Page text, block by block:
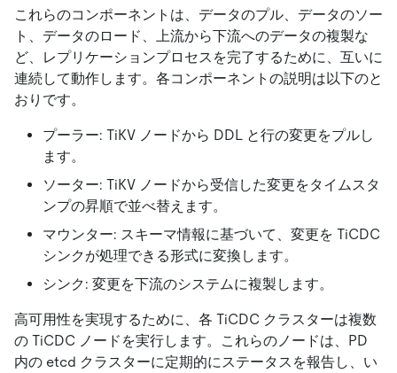
これらのコンポーネントは、データのプル、データのソー
ト、データのロード、上流から下流へのデータの複製な
ど、レプリケーションプロセスを完了するために、互いに
連続して動作します。各コンポーネントの説明は以下のと
おりです。
プーラー: TiKV ノードから DDL と行の変更をプルし
ます。
ソーター: TiKV ノードから受信した変更をタイムスタ
ンプの昇順で並べ替えます。
マウンター: スキーマ情報に基づいて、変更を TiCDC
シンクが処理できる形式に変換します。
シンク: 変更を下流のシステムに複製します。
高可用性を実現するために、各 TiCDC クラスターは複数
の TiCDC ノードを実行します。これらのノードは、PD
内の etcd クラスターに定期的にステータスを報告し、い